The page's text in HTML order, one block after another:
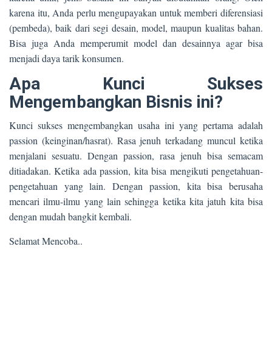
karena itu, Anda perlu mengupayakan untuk memberi diferensiasi
(pembeda), baik dari segi desain, model, maupun kualitas bahan.
Bisa juga Anda memperumit model dan desainnya agar bisa
menjadi daya tarik konsumen.
Apa Kunci Sukses
Mengembangkan Bisnis ini?
Kunci sukses mengembangkan usaha ini yang pertama adalah
passion (keinginan/hasrat). Rasa jenuh terkadang muncul ketika
menjalani sesuatu. Dengan passion, rasa jenuh bisa semacam
ditiadakan. Ketika ada passion, kita bisa mengikuti pengetahuan-
pengetahuan yang lain. Dengan passion, kita bisa berusaha
mencari ilmu-ilmu yang lain sehingga ketika kita jatuh kita bisa
dengan mudah bangkit kembali.
Selamat Mencoba..